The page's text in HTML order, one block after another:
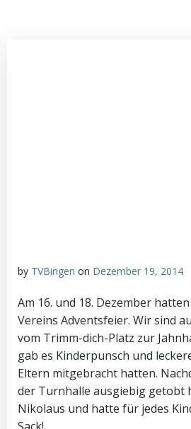
by TVBingen on Dezember 19, 2014
Am 16. und 18. Dezember hatten
Vereins Adventsfeier. Wir sind
vom Trimm-dich-Platz zur
gab es Kinderpunsch und
Eltern mitgebracht hatten.
der Turnhalle ausgiebig getobt
Nikolaus und hatte für jedes